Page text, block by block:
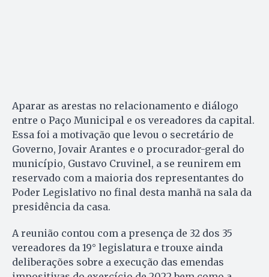
Aparar as arestas no relacionamento e diálogo
entre o Paço Municipal e os vereadores da capital.
Essa foi a motivação que levou o secretário de
Governo, Jovair Arantes e o procurador-geral do
município, Gustavo Cruvinel, a se reunirem em
reservado com a maioria dos representantes do
Poder Legislativo no final desta manhã na sala da
presidência da casa.
A reunião contou com a presença de 32 dos 35
vereadores da 19° legislatura e trouxe ainda
deliberações sobre a execução das emendas